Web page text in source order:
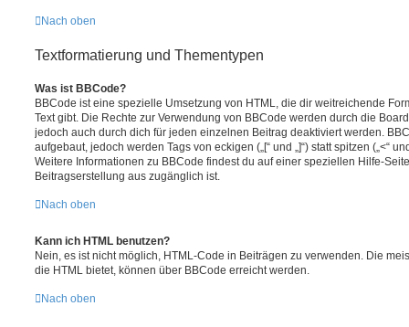
Nach oben
Textformatierung und Thementypen
Was ist BBCode?
BBCode ist eine spezielle Umsetzung von HTML, die dir weitreichende
Text gibt. Die Rechte zur Verwendung von BBCode werden durch die
jedoch auch durch dich für jeden einzelnen Beitrag deaktiviert werden.
aufgebaut, jedoch werden Tags von eckigen („[“ und „]“) statt spitzen („<“
Weitere Informationen zu BBCode findest du auf einer speziellen Hilfe-
Beitragserstellung aus zugänglich ist.
Nach oben
Kann ich HTML benutzen?
Nein, es ist nicht möglich, HTML-Code in Beiträgen zu verwenden. Die
die HTML bietet, können über BBCode erreicht werden.
Nach oben